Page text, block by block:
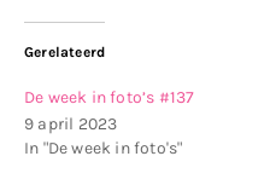
Gerelateerd
De week in foto’s #137
9 april 2023
In "De week in foto's"